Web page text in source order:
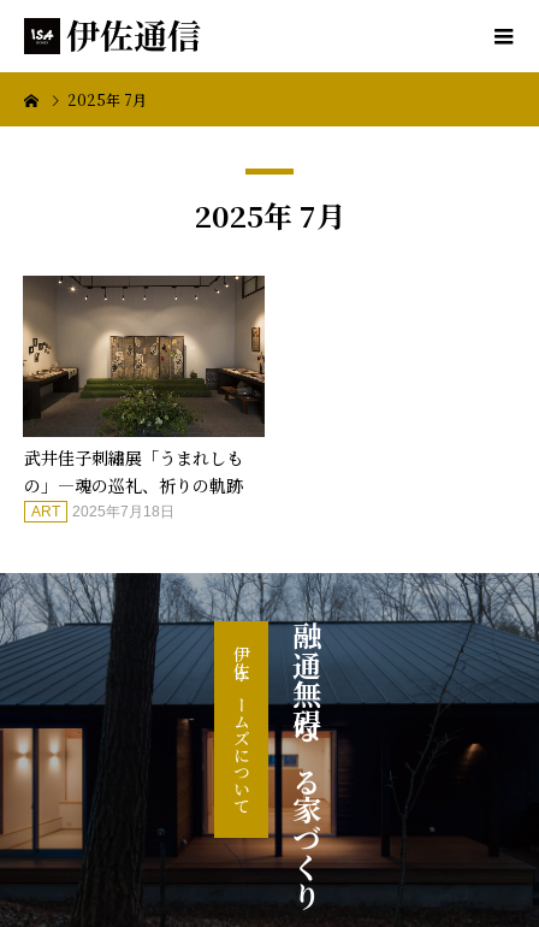
2025年 7月
2025年 7月
武井佳子刺繡展「うまれしも
の」—魂の巡礼、祈りの軌跡
ART 2025年7月18日
融通無碍なる家づくり
伊佐ホームズについて